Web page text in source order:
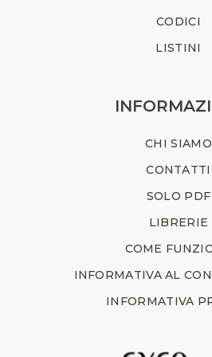
CODICI
LISTINI
CHI SIAMO
CONTATTI
SOLO PDF
LIBRERIE
COME
INFORMATIVA AL
INFORMATIVA